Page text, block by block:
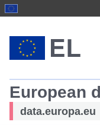
European
data.europa.eu